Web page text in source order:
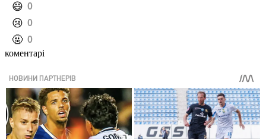
️😄 0
️😢 0
️🤬 0
коментарі